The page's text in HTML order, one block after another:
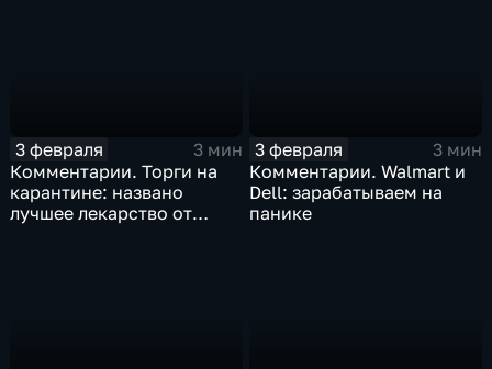
3 февраля
3 мин
Комментарии. Торги на
карантине: названо
лучшее лекарство от
3 февраля
3 мин
Комментарии. Walmart и
Dell: зарабатываем на
панике